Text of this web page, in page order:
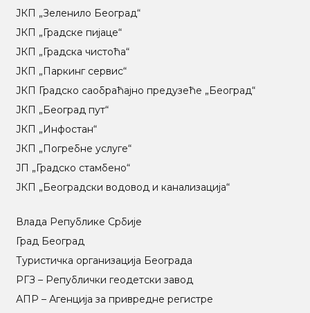
ЈКП „Зеленило Београд“
ЈКП „Градске пијаце“
ЈКП „Градска чистоћа“
ЈКП „Паркинг сервис“
ЈКП Градско саобраћајно предузеће „Београд“
ЈКП „Београд пут“
ЈКП „Инфостан“
ЈКП „Погребне услуге“
ЈП „Градско стамбено“
ЈКП „Београдски водовод и канализација“
Влада Републике Србије
Град Београд
Туристичка организација Београда
РГЗ – Републички геодетски завод
АПР – Агенција за привредне регистре